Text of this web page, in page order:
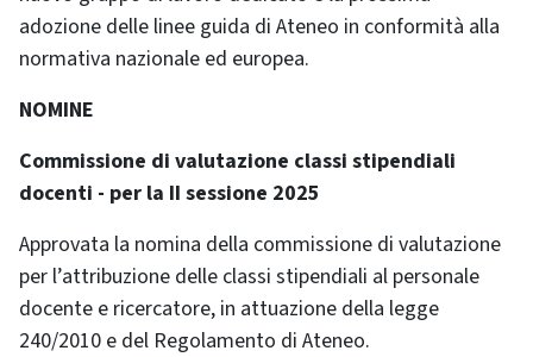
adozione delle linee guida di Ateneo in conformità alla
normativa nazionale ed europea.
NOMINE
Commissione di valutazione classi stipendiali
docenti - per la II sessione 2025
Approvata la nomina della commissione di valutazione
per l’attribuzione delle classi stipendiali al personale
docente e ricercatore, in attuazione della legge
240/2010 e del Regolamento di Ateneo.